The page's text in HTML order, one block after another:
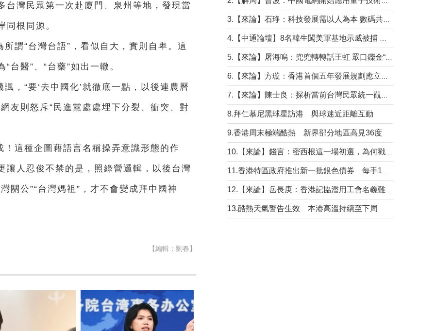
台灣民眾第一次赴廈門、泉州等地，發現當
同根同源。
謂“台灣台語”，看似自大，實則自卑。這
台醫”、“台藥”如出一轍。
，“要‘去中國化’就徹底一點，以後連農曆
友則怒斥“民進黨處處埋下分裂、衝突、對
這種企圖藉語言名稱操弄意識形態的作
讓人忍俊不禁的是，照綠營邏輯，以後台灣
關公”“台灣媽祖”，才不會變成拜中國神
【編輯：劉春】
8.拜仁慕尼黑球星訪港 與球迷近距離互動
9.香港周末極端酷熱 新界部分地區高見36度
13.酷熱天氣警告生效 本港高溫持續至下周